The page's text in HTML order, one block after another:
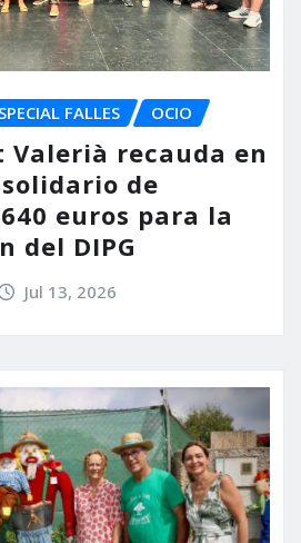
FALLES OCIO
Valerià recauda en
de
euros para la
del DIPG
Jul 13, 2026